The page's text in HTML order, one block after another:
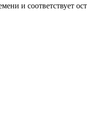
и соответствует